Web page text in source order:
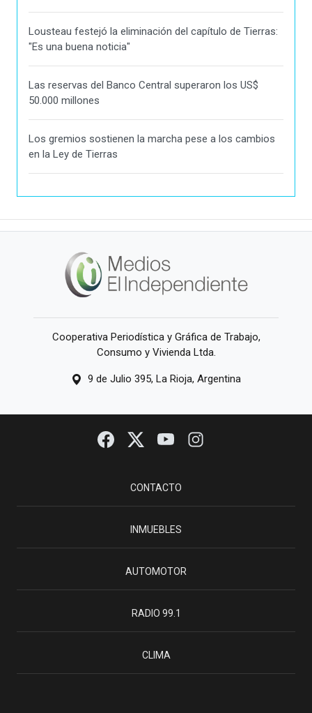
Lousteau festejó la eliminación del capítulo de Tierras:
"Es una buena noticia"
Las reservas del Banco Central superaron los US$
50.000 millones
Los gremios sostienen la marcha pese a los cambios
en la Ley de Tierras
Cooperativa Periodística y Gráfica de Trabajo,
Consumo y Vivienda Ltda.
9 de Julio 395, La Rioja, Argentina
CONTACTO
INMUEBLES
AUTOMOTOR
RADIO 99.1
CLIMA